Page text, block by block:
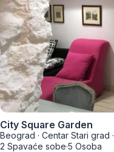
City Square Garden
Beograd · Centar Stari grad ·
2 Spavaće sobe·5 Osoba